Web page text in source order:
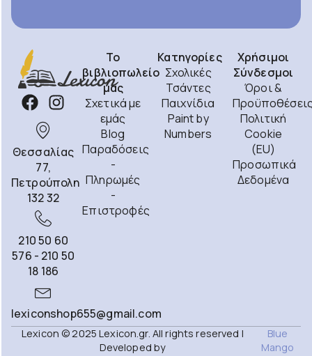
Θεσσαλίας
77,
Πετρούπολη
132 32
210 50 60
576 - 210 50
18 186
lexiconshop655@gmail.com
Το
βιβλιοπωλείο
μας
Σχετικά με
εμάς
Blog
Παραδόσεις
-
Πληρωμές
-
Επιστροφές
Κατηγορίες
Σχολικές
Τσάντες
Παιχνίδια
Paint by
Numbers
Χρήσιμοι
Σύνδεσμοι
Όροι &
Πολιτική
Cookie
(EU)
Προσωπικά
Δεδομένα
Lexicon © 2025 Lexicon.gr. All rights reserved |
Developed by
Blue
Mango